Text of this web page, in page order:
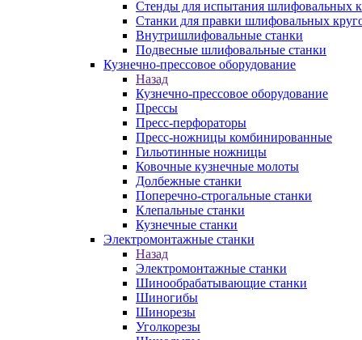
Стенды для испытания шлифовальных
Станки для правки шлифовальных
Внутришлифовальные станки
Подвесные шлифовальные станки
Кузнечно-прессовое оборудование
Назад
Кузнечно-прессовое оборудование
Прессы
Пресс-перфораторы
Пресс-ножницы комбинированные
Гильотинные ножницы
Ковочные кузнечные молоты
Долбежные станки
Поперечно-строгальные станки
Клепальные станки
Кузнечные станки
Электромонтажные станки
Назад
Электромонтажные станки
Шинообрабатывающие станки
Шиногибы
Шинорезы
Уголкорезы